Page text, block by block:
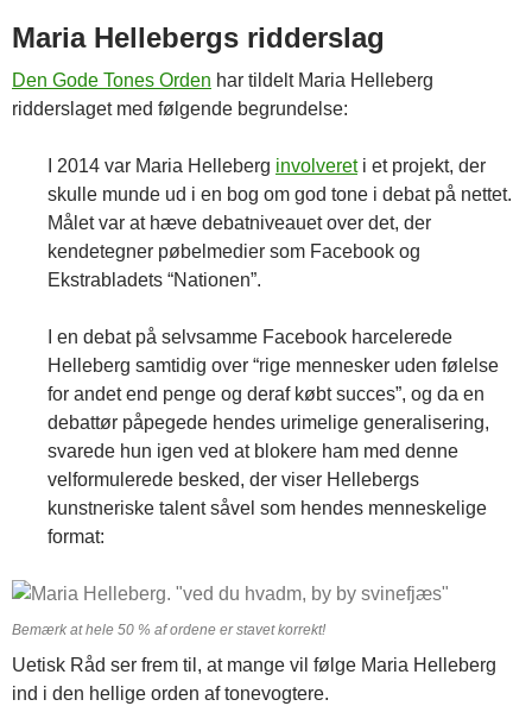
Maria Hellebergs ridderslag
Den Gode Tones Orden har tildelt Maria Helleberg
ridderslaget med følgende begrundelse:
I 2014 var Maria Helleberg involvereti et projekt, der
skulle munde ud i en bog om god tone i debat på nettet.
Målet var at hæve debatniveauet over det, der
kendetegner pøbelmedier som Facebook og
Ekstrabladets “Nationen”.
I en debat på selvsamme Facebook harcelerede
Helleberg samtidig over “rige mennesker uden følelse
for andet end penge og deraf købt succes”, og da en
debattør påpegede hendes urimelige generalisering,
svarede hun igen ved at blokere ham med denne
velformulerede besked, der viser Hellebergs
kunstneriske talent såvel som hendes menneskelige
format:
Bemærk at hele 50 % af ordene er stavet korrekt!
Uetisk Råd ser frem til, at mange vil følge Maria Helleberg
ind i den hellige orden af tonevogtere.